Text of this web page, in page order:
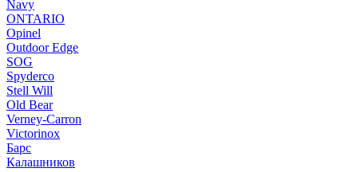
Navy
ONTARIO
Opinel
Outdoor Edge
SOG
Spyderco
Stell Will
Old Bear
Verney-Carron
Victorinox
Барс
Калашников